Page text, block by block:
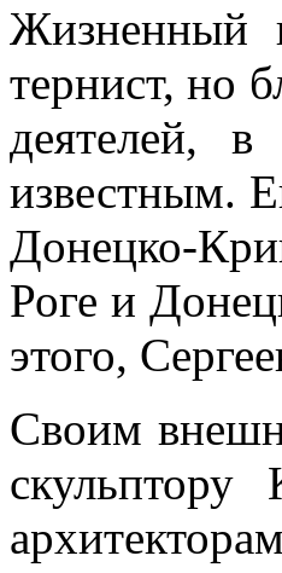
Жизненный
тернист, но
деятелей,
известным.
Донецко-
Роге и
этого,
Своим